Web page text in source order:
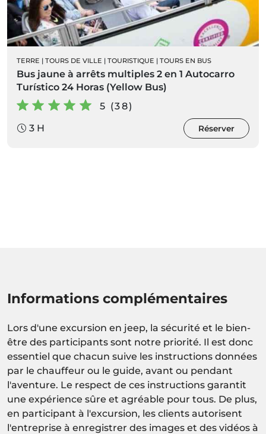
TERRE | TOURS DE VILLE | TOURISTIQUE | TOURS EN BUS
Bus jaune à arrêts multiples 2 en 1 Autocarro
Turístico 24 Horas (Yellow Bus)
5 (38)
3 H
Réserver
Informations complémentaires
Lors d'une excursion en jeep, la sécurité et le bien-
être des participants sont notre priorité. Il est donc
essentiel que chacun suive les instructions données
par le chauffeur ou le guide, avant ou pendant
l'aventure. Le respect de ces instructions garantit
une expérience sûre et agréable pour tous. De plus,
en participant à l'excursion, les clients autorisent
l'entreprise à enregistrer des images et des vidéos à